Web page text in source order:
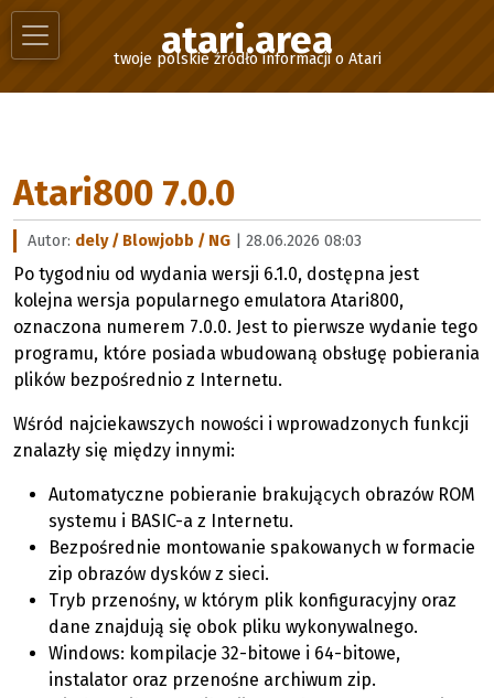
atari.area
twoje polskie źródło informacji o Atari
Atari800 7.0.0
Autor: dely / Blowjobb / NG | 28.06.2026 08:03
Po tygodniu od wydania wersji 6.1.0, dostępna jest
kolejna wersja popularnego emulatora Atari800,
oznaczona numerem 7.0.0. Jest to pierwsze wydanie tego
programu, które posiada wbudowaną obsługę pobierania
plików bezpośrednio z Internetu.
Wśród najciekawszych nowości i wprowadzonych funkcji
znalazły się między innymi:
Automatyczne pobieranie brakujących obrazów ROM
systemu i BASIC-a z Internetu.
Bezpośrednie montowanie spakowanych w formacie
zip obrazów dysków z sieci.
Tryb przenośny, w którym plik konfiguracyjny oraz
dane znajdują się obok pliku wykonywalnego.
Windows: kompilacje 32-bitowe i 64-bitowe,
instalator oraz przenośne archiwum zip.